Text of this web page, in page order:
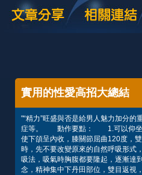
實用的性愛高招大總結
"“精力”旺盛與否是給男人魅力加分的
症等。 動作要點： 1.可以仰坐於
使下頜呈內收，膝關節屈曲120度，
時，先不要改變原來的自然呼吸形式
吸法，吸氣時胸腹都要隆起，逐漸
念，精神集中下丹田部位，雙目返視